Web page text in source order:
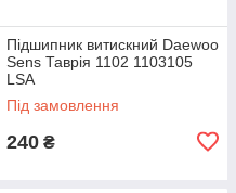
Підшипник витискний Daewoo
Sens Таврія 1102 1103105
LSA
Під замовлення
240 ₴